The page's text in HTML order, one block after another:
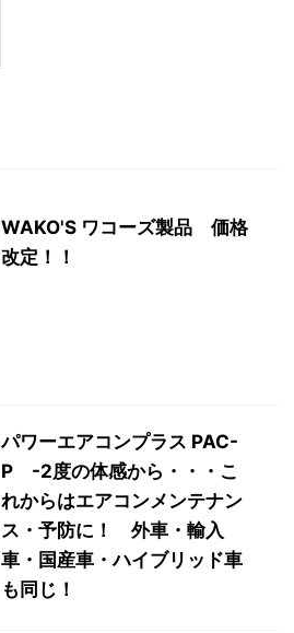
WAKO'S ワコーズ製品 価格
改定！！
パワーエアコンプラス PAC-
P -2度の体感から・・・こ
れからはエアコンメンテナン
ス・予防に！ 外車・輸入
車・国産車・ハイブリッド車
も同じ！